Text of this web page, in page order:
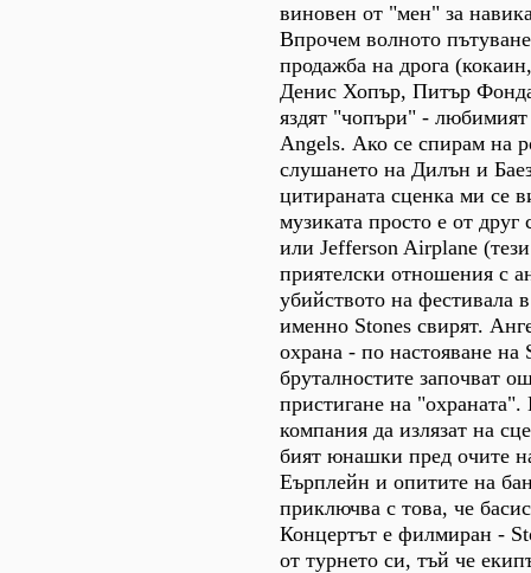
виновен от "мен" за
Впрочем волното
продажба на дрога
Денис Хопър, Питър
яздят "чопъри" -
Angels. Ако се спирам на
слушането на Дилън и
цитираната сценка ми се
музиката просто е от друг
или Jefferson Airplane
приятелски отношения с
убийството на фестивала
именно Stones свирят.
охрана - по настояване на
бруталностите започват
пристигане на
компания да излязат на
бият юнашки пред очите
Еърплейн и опитите на
приключва с това, че
Концертът е филмиран -
от турнето си, тъй че